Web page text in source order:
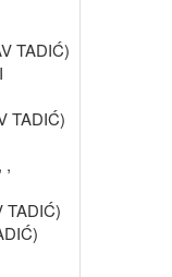
TADIĆ)
TADIĆ)
,
TADIĆ)